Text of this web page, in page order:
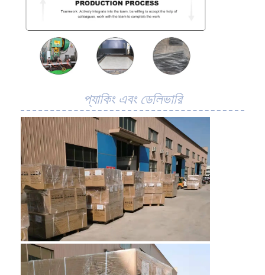
মৌচাক পরিবাহক বেল্ট
পরিবাহক চেইন প্লেট
সোলার ফটোভোলটাইক মেশ বেল্ট
সর্পিল ফ্রিজার বেল্ট
ওভেন কনভেয়ার বেল্ট
প্যাকিং এবং ডেলিভারি